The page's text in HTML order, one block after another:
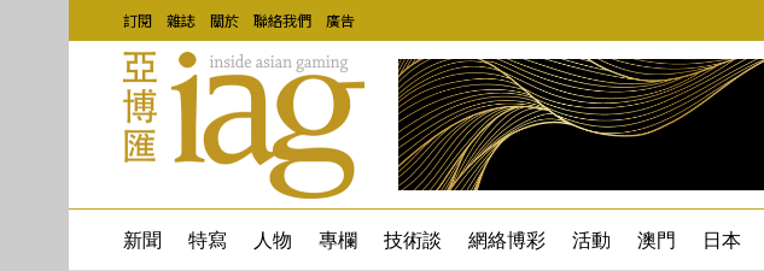
訂閱 雜誌 關於 聯絡我們 廣告
新聞 特寫 人物 專欄 技術談 網絡博彩 活動 澳門 日本